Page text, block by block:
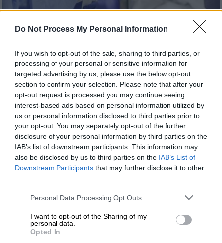
Do Not Process My Personal Information
If you wish to opt-out of the sale, sharing to third parties, or
processing of your personal or sensitive information for
targeted advertising by us, please use the below opt-out
section to confirm your selection. Please note that after your
opt-out request is processed you may continue seeing
interest-based ads based on personal information utilized by
us or personal information disclosed to third parties prior to
your opt-out. You may separately opt-out of the further
disclosure of your personal information by third parties on the
IAB’s list of downstream participants. This information may
also be disclosed by us to third parties on the IAB’s List of
Downstream Participants that may further disclose it to other
Please note that this website/app uses one or more Google
not limited to your visit or usage behaviour. You may click to
grant or deny consent to Google and its third-party tags to
use your data for below specified purposes in below Google
Personal Data Processing Opt Outs
I want to opt-out of the Sharing of my
personal data.
Opted In
Υγεία|11.06.2022 23:00
Ευλογιά των πιθήκων: Επιβεβαιώθηκε
και δεύτερο κρούσμα στην Ελλάδα
Η ανακοίνωση του ΕΟΔΥ